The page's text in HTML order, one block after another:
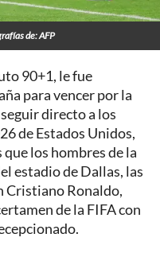
de: AFP
90+1, le fue
para vencer por la
directo a los
de Estados Unidos,
los hombres de la
estadio de Dallas, las
Cristiano Ronaldo,
de la FIFA con